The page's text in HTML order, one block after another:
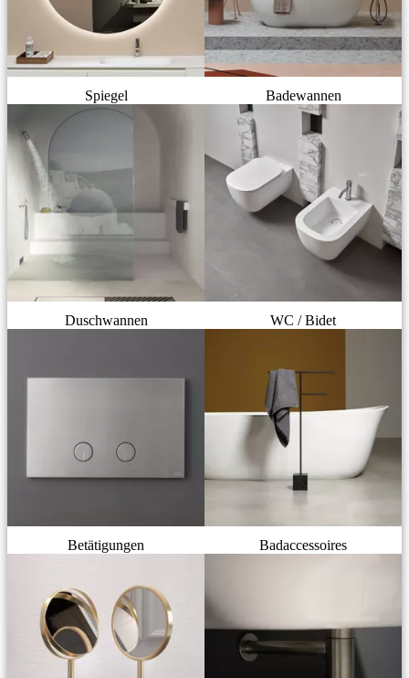
Spiegel Badewannen
Duschwannen WC / Bidet
Betätigungen Badaccessoires